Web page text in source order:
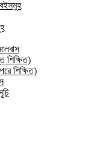
বইসমুহ
শিক্ষিত)
শিক্ষিত)